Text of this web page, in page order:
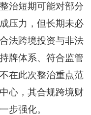
短期可能对部分
压力，但长期未必
法跨境投资与非法
牌体系、符合监管
在此次整治重点范
心，其合规跨境财
步强化。